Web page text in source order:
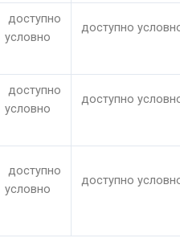
доступно
условно
доступно
доступно
условно
доступно
доступно
условно
доступно